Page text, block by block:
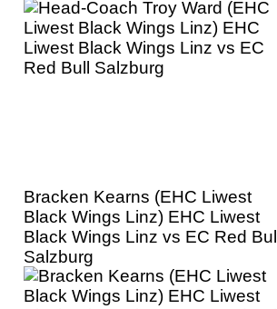
Bracken Kearns (EHC Liwest
Black Wings Linz) EHC Liwest
Black Wings Linz vs EC Red Bull
Salzburg